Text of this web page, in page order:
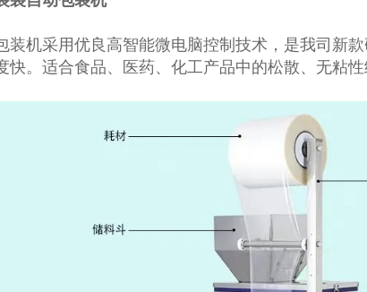
装机采用优良高智能微电脑控制技术，是我司新
快。适合食品、医药、化工产品中的松散、无粘性